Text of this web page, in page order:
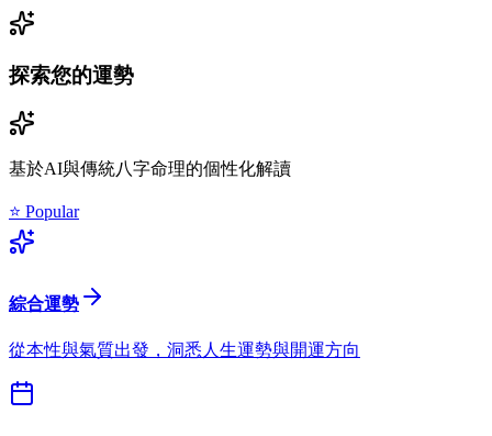
探索您的運勢
基於AI與傳統八字命理的個性化解讀
⭐ Popular
綜合運勢
從本性與氣質出發，洞悉人生運勢與開運方向